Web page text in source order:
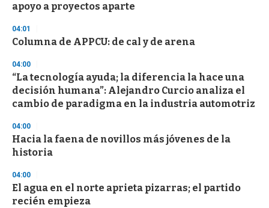
apoyo a proyectos aparte
04:01
Columna de APPCU: de cal y de arena
04:00
“La tecnología ayuda; la diferencia la hace una
decisión humana”: Alejandro Curcio analiza el
cambio de paradigma en la industria automotriz
04:00
Hacia la faena de novillos más jóvenes de la
historia
04:00
El agua en el norte aprieta pizarras; el partido
recién empieza